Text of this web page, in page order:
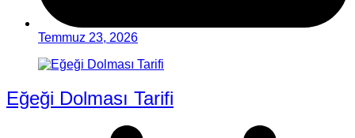
Temmuz 23, 2026
Eğeği Dolması Tarifi